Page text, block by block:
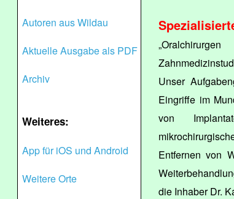
Autoren aus Wildau
Aktuelle Ausgabe als PDF
Archiv
Weiteres:
App für iOS und Android
Weitere Orte
Unser
Eingriffe im
von
Entfernen von
die Inhaber Dr.